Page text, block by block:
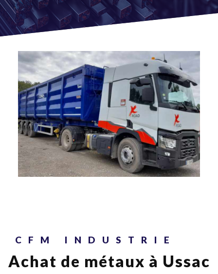
CFM INDUSTRIE
achat de métaux à Ussac